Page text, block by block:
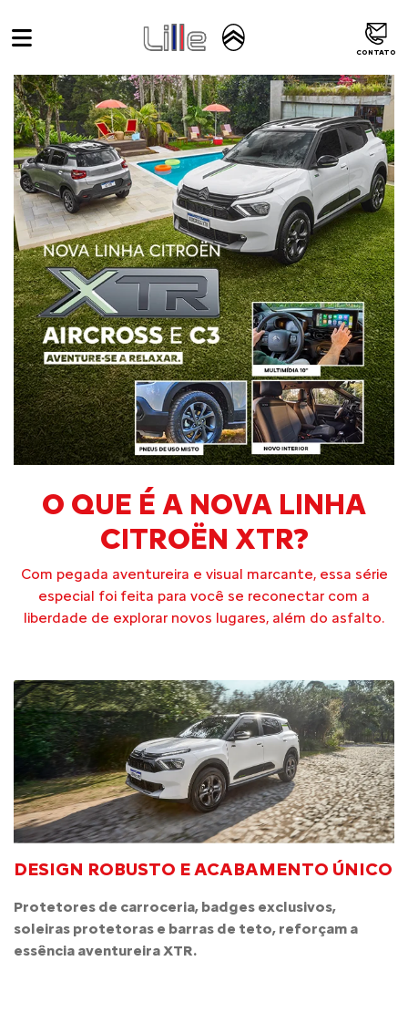
Home
O QUE É A NOVA LINHA
CITROËN XTR?
Com pegada aventureira e visual marcante, essa série
especial foi feita para você se reconectar com a
liberdade de explorar novos lugares, além do asfalto.
DESIGN ROBUSTO E ACABAMENTO ÚNICO
Protetores de carroceria, badges exclusivos,
soleiras protetoras e barras de teto, reforçam a
essência aventureira XTR.
CONTATO